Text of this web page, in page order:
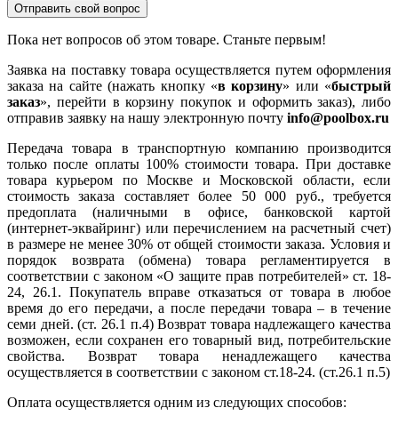
Отправить свой вопрос
Пока нет вопросов об этом товаре. Станьте первым!
Заявка на поставку товара осуществляется путем оформления
заказа на сайте (нажать кнопку «в корзину» или «быстрый
заказ», перейти в корзину покупок и оформить заказ), либо
отправив заявку на нашу электронную почту info@poolbox.ru
Передача товара в транспортную компанию производится
только после оплаты 100% стоимости товара. При доставке
товара курьером по Москве и Московской области, если
стоимость заказа составляет более 50 000 руб., требуется
предоплата (наличными в офисе, банковской картой
(интернет-эквайринг) или перечислением на расчетный счет)
в размере не менее 30% от общей стоимости заказа. Условия и
порядок возврата (обмена) товара регламентируется в
соответствии с законом «О защите прав потребителей» ст. 18-
24, 26.1. Покупатель вправе отказаться от товара в любое
время до его передачи, а после передачи товара – в течение
семи дней. (ст. 26.1 п.4) Возврат товара надлежащего качества
возможен, если сохранен его товарный вид, потребительские
свойства. Возврат товара ненадлежащего качества
осуществляется в соответствии с законом ст.18-24. (ст.26.1 п.5)
Оплата осуществляется одним из следующих способов: